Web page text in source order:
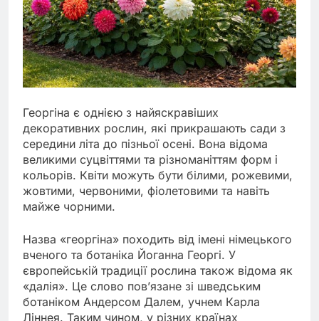
Георгіна є однією з найяскравіших
декоративних рослин, які прикрашають сади з
середини літа до пізньої осені. Вона відома
великими суцвіттями та різноманіттям форм і
кольорів. Квіти можуть бути білими, рожевими,
жовтими, червоними, фіолетовими та навіть
майже чорними.
Назва «георгіна» походить від імені німецького
вченого та ботаніка Йоганна Георгі. У
європейській традиції рослина також відома як
«далія». Це слово пов’язане зі шведським
ботаніком Андерсом Далем, учнем Карла
Ліннея. Таким чином, у різних країнах